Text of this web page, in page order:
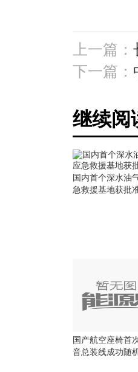
上一篇：
下一篇：
继续阅
国内首个深水油
急救援基地获批
国产航空座椅首
音总装线成功随